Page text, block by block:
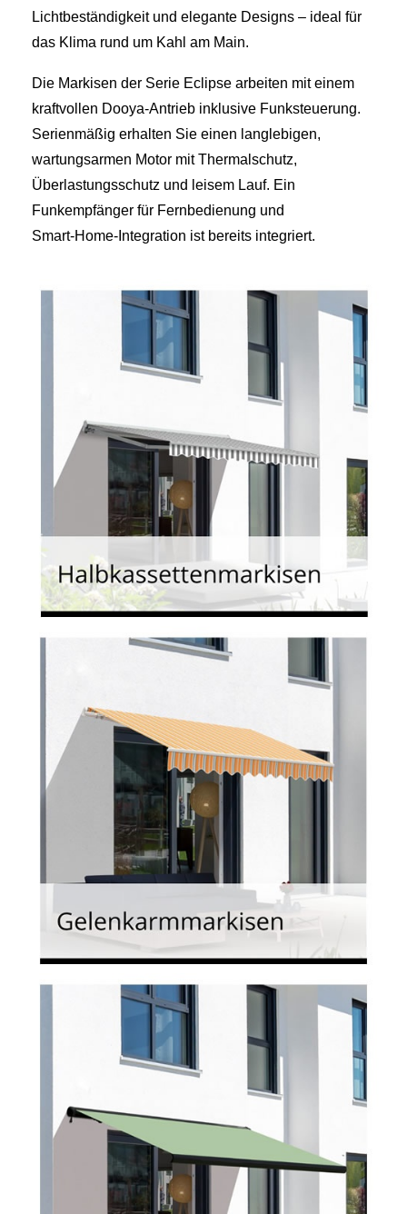
Lichtbeständigkeit und elegante Designs – ideal für
das Klima rund um Kahl am Main.
Die Markisen der Serie Eclipse arbeiten mit einem
kraftvollen Dooya‑Antrieb inklusive Funksteuerung.
Serienmäßig erhalten Sie einen langlebigen,
wartungsarmen Motor mit Thermalschutz,
Überlastungsschutz und leisem Lauf. Ein
Funkempfänger für Fernbedienung und
Smart‑Home‑Integration ist bereits integriert.